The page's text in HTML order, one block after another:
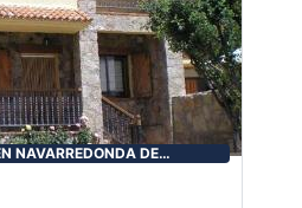
NAVARREDONDA DE